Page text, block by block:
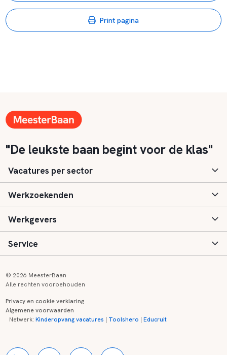
Print pagina
"De leukste baan begint voor de klas"
Vacatures per sector
Basisonderwijs
Speciaal (basis) onderwijs
Voortgezet onderwijs
Kinderopvang
Werkzoekenden
Aanmelden
Vacatures
Zij-instroom informatie
Werkgevers
Inloggen
Registreren
Service
Onderwijs links
© 2026 MeesterBaan
Alle rechten voorbehouden
Privacy en cookie verklaring
Algemene voorwaarden
Netwerk:Kinderopvang vacatures | Toolshero |Educruit